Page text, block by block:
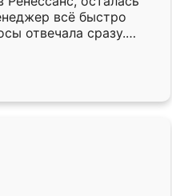
всё быстро
отвечала сразу.
субботу, подошёл к
Собрали
аккуратно, даже